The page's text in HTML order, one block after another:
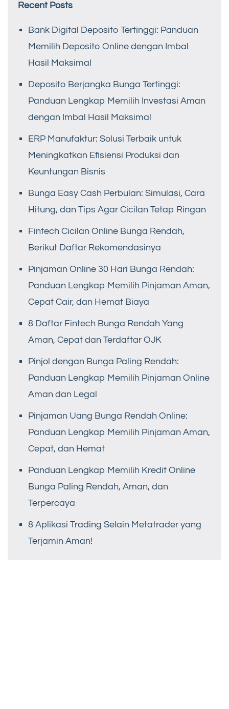
Recent Posts
Bank Digital Deposito Tertinggi: Panduan
Memilih Deposito Online dengan Imbal
Hasil Maksimal
Deposito Berjangka Bunga Tertinggi:
Panduan Lengkap Memilih Investasi Aman
dengan Imbal Hasil Maksimal
ERP Manufaktur: Solusi Terbaik untuk
Meningkatkan Efisiensi Produksi dan
Keuntungan Bisnis
Bunga Easy Cash Perbulan: Simulasi, Cara
Hitung, dan Tips Agar Cicilan Tetap Ringan
Fintech Cicilan Online Bunga Rendah,
Berikut Daftar Rekomendasinya
Pinjaman Online 30 Hari Bunga Rendah:
Panduan Lengkap Memilih Pinjaman Aman,
Cepat Cair, dan Hemat Biaya
8 Daftar Fintech Bunga Rendah Yang
Aman, Cepat dan Terdaftar OJK
Pinjol dengan Bunga Paling Rendah:
Panduan Lengkap Memilih Pinjaman Online
Aman dan Legal
Pinjaman Uang Bunga Rendah Online:
Panduan Lengkap Memilih Pinjaman Aman,
Cepat, dan Hemat
Panduan Lengkap Memilih Kredit Online
Bunga Paling Rendah, Aman, dan
Terpercaya
8 Aplikasi Trading Selain Metatrader yang
Terjamin Aman!